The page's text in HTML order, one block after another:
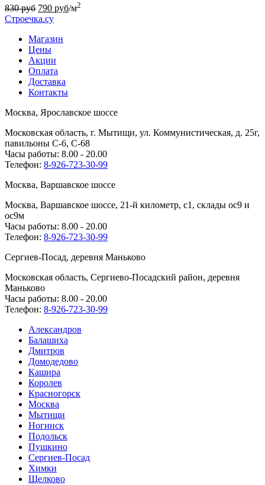
830руб 790 руб/м2
Строечка.су
Магазин
Цены
Акции
Оплата
Доставка
Контакты
Москва, Ярославское шоссе
Московская область, г. Мытищи, ул. Коммунистическая, д. 25г,
павильоны С-6, С-68
Часы работы: 8.00 - 20.00
Телефон: 8-926-723-30-99
Москва, Варшавское шоссе
Москва, Варшавское шоссе, 21-й километр, с1, склады ос9 и
ос9м
Часы работы: 8.00 - 20.00
Телефон: 8-926-723-30-99
Сергиев-Посад, деревня Маньково
Московская область, Сергиево-Посадский район, деревня
Маньково
Часы работы: 8.00 - 20.00
Телефон: 8-926-723-30-99
Александров
Балашиха
Дмитров
Домодедово
Кашира
Королев
Красногорск
Москва
Мытищи
Ногинск
Подольск
Пушкино
Сергиев-Посад
Химки
Щелково